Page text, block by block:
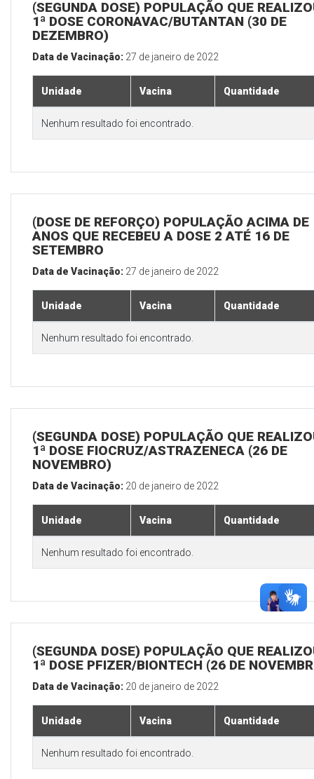
(SEGUNDA DOSE) POPULAÇÃO QUE
1ª DOSE CORONAVAC/BUTANTAN (30 DE
DEZEMBRO)
Data de Vacinação: 27 de janeiro de 2022
Unidade Vacina Quantidade
Nenhum resultado foi encontrado.
(DOSE DE REFORÇO) POPULAÇÃO ACIMA DE
ANOS QUE RECEBEU A DOSE 2 ATÉ 16 DE
SETEMBRO
Data de Vacinação: 27 de janeiro de 2022
Unidade Vacina Quantidade
Nenhum resultado foi encontrado.
(SEGUNDA DOSE) POPULAÇÃO QUE
1ª DOSE FIOCRUZ/ASTRAZENECA (26 DE
NOVEMBRO)
Data de Vacinação: 20 de janeiro de 2022
Unidade Vacina Quantidade
Nenhum resultado foi encontrado.
(SEGUNDA DOSE) POPULAÇÃO QUE
1ª DOSE PFIZER/BIONTECH (26 DE
Data de Vacinação: 20 de janeiro de 2022
Unidade Vacina Quantidade
Nenhum resultado foi encontrado.